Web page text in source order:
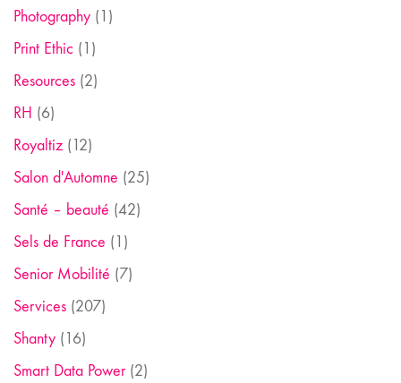
Photography (1)
Print Ethic (1)
Resources (2)
RH (6)
Royaltiz (12)
Salon d'Automne (25)
Santé – beauté (42)
Sels de France (1)
Senior Mobilité (7)
Services (207)
Shanty (16)
Smart Data Power(2)